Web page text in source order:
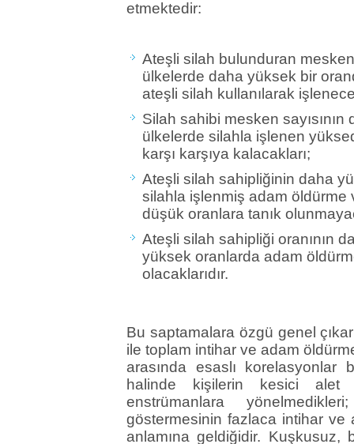
etmektedir:
Ateşli silah bulunduran
ülkelerde daha yüksek bir
ateşli silah kullanılarak
Silah sahibi mesken
ülkelerde silahla işlenen
karşı karşıya kalacakları;
Ateşli silah sahipliğinin daha
silahla işlenmiş adam öldürme
düşük oranlara tanık
Ateşli silah sahipliği oranının
yüksek oranlarda adam
olacaklarıdır.
Bu saptamalara özgü genel
ile toplam intihar ve adam
arasında esaslı korelasyonlar
halinde kişilerin kesici alet
enstrümanlara
göstermesinin fazlaca intihar
anlamına geldiğidir. Kuşkusuz,